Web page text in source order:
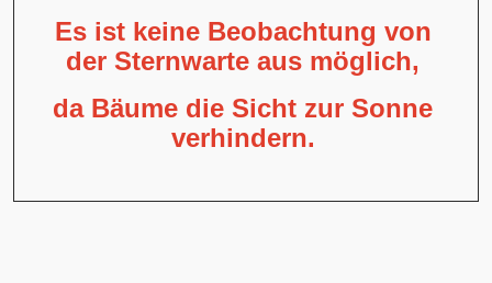
Es ist keine Beobachtung von
der Sternwarte aus möglich,
da Bäume die Sicht zur Sonne
verhindern.